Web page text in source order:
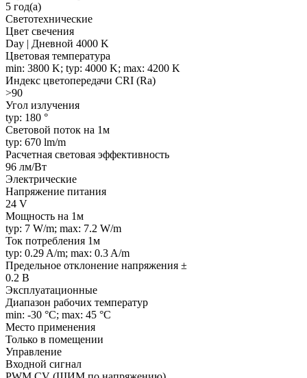
5 год(а)
Светотехнические
Цвет свечения
Day | Дневной 4000 K
Цветовая температура
min: 3800 K; typ: 4000 K; max: 4200 K
Индекс цветопередачи CRI (Ra)
>90
Угол излучения
typ: 180 °
Световой поток на 1м
typ: 670 lm/m
Расчетная световая эффективность
96 лм/Вт
Электрические
Напряжение питания
24 V
Мощность на 1м
typ: 7 W/m; max: 7.2 W/m
Ток потребления 1м
typ: 0.29 A/m; max: 0.3 A/m
Предельное отклонение напряжения ±
0.2 В
Эксплуатационные
Диапазон рабочих температур
min: -30 °C; max: 45 °C
Место применения
Только в помещении
Управление
Входной сигнал